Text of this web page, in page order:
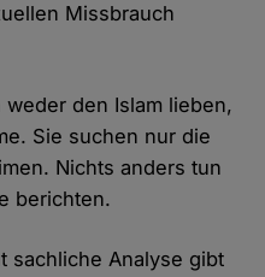
Missbrauch
den Islam lieben,
Sie suchen nur die
Nichts anders tun
berichten.
sachliche Analyse gibt